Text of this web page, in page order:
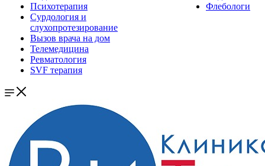
Психотерапия
Сурдология и
слухопротезирование
Вызов врача на дом
Телемедицина
Ревматология
SVF терапия
Флебологи